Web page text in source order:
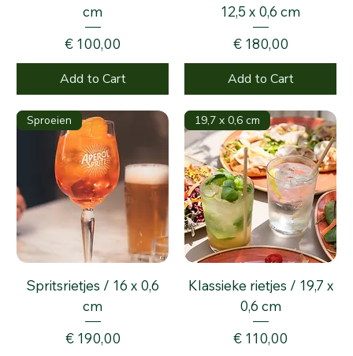
cm
Price
€ 100,00
Add to Cart
12,5 x 0,6 cm
Price
€ 180,00
Add to Cart
Sproeien
Spritsrietjes / 16 x 0,6
cm
Price
€ 190,00
19,7 x 0,6 cm
Klassieke rietjes / 19,7 x
0,6 cm
Price
€ 110,00